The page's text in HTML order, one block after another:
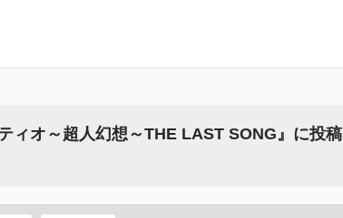
ィオ～超人幻想～THE LAST SONG』に投稿